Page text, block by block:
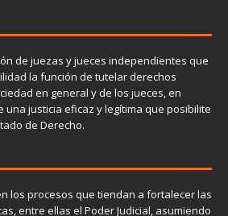
de juezas y jueces independientes que
la función de tutelar derechos
en general y de los jueces, en
una justicia eficaz y legítima que posibilite
de Derecho.
los procesos que tiendan a fortalecer las
entre ellas el Poder Judicial, asumiendo